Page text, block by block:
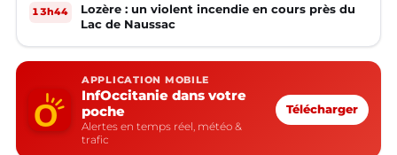
13h44
Lozère : un violent incendie en cours près du
Lac de Naussac
APPLICATION MOBILE
InfOccitanie dans votre
poche
Alertes en temps réel, météo &
trafic
Télécharger